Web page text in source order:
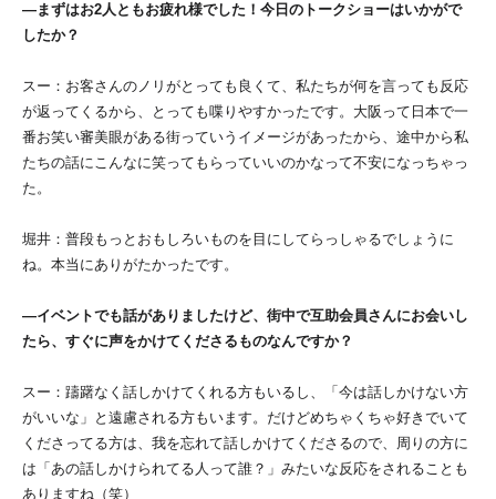
―まずはお2人ともお疲れ様でした！今日のトークショーはいかがで
したか？
スー：お客さんのノリがとっても良くて、私たちが何を言っても反応
が返ってくるから、とっても喋りやすかったです。大阪って日本で一
番お笑い審美眼がある街っていうイメージがあったから、途中から私
たちの話にこんなに笑ってもらっていいのかなって不安になっちゃっ
た。
堀井：普段もっとおもしろいものを目にしてらっしゃるでしょうに
ね。本当にありがたかったです。
―イベントでも話がありましたけど、街中で互助会員さんにお会いし
たら、すぐに声をかけてくださるものなんですか？
スー：躊躇なく話しかけてくれる方もいるし、「今は話しかけない方
がいいな」と遠慮される方もいます。だけどめちゃくちゃ好きでいて
くださってる方は、我を忘れて話しかけてくださるので、周りの方に
は「あの話しかけられてる人って誰？」みたいな反応をされることも
ありますね（笑）